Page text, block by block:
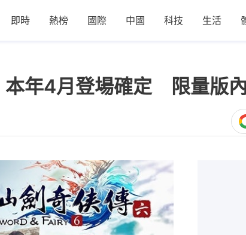
即時 熱榜 國際 中國 科技 生活
本年4月登場確定 限量版